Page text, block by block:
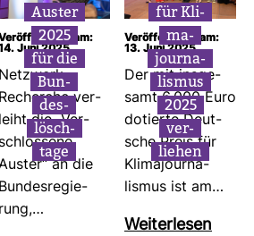
Auster
2025
für die
Bun­
des­
lösch­
tage
am:
Juni 2025
Netz­werk
Recherche ver­
leiht die „Ver­
schlos­sene
an die
Bun­des­re­gie­
rung,…
für Kli­
ma­
jour­na­
lismus
2025
ver­
liehen
Veröffentlicht am:
13. Juni 2025
Der mit ins­ge­
samt 6.000 Euro
dotierte Deut­
sche Preis für
Kli­ma­jour­na­
lismus ist am…
Wei­ter­lesen